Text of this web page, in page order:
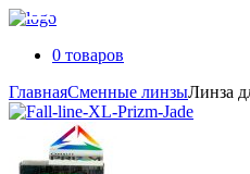
0 товаров
ГлавнаяСменные линзыЛинза